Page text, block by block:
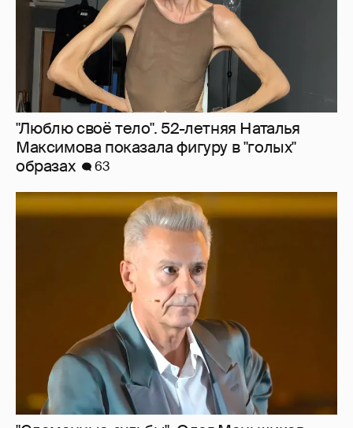
"Сломанные судьбы". Олег Меньшиков
призвал закрыть неэффективные
театральные вузы в России